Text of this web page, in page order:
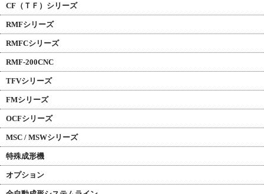
CF（ＴＦ）シリーズ
RMFシリーズ
RMFCシリーズ
RMF-200CNC
TFVシリーズ
FMシリーズ
OCFシリーズ
MSC / MSWシリーズ
特殊成形機
オプション